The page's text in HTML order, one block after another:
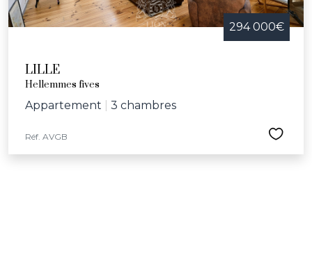
294 000€
LILLE
Hellemmes fives
Appartement 3 chambres
Réf. AVGB